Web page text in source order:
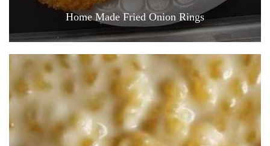
Home Made Fried Onion Rings